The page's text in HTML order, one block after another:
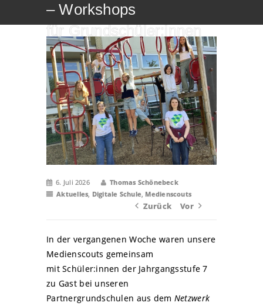
– Workshops
für Grundschüler:innen
6. Juli 2026
Thomas Schönebeck
Aktuelles Digitale Schule Medienscouts
Zurück Vor
In der vergangenen Woche waren unsere
Medienscouts gemeinsam
mit Schüler:innen der Jahrgangsstufe 7
zu Gast bei unseren
Partnergrundschulen aus dem Netzwerk